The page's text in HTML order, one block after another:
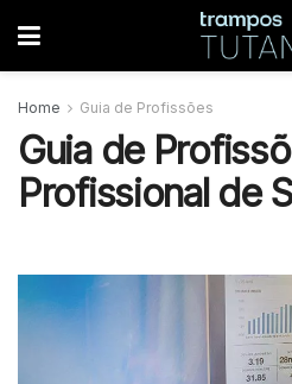
Home Guia de Profissões
Guia de
Profissional de